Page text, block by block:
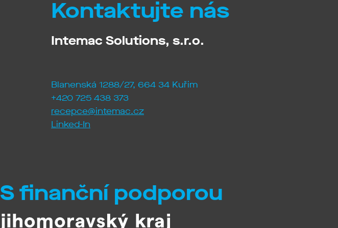
Kontaktujte nás
Intemac Solutions, s.r.o.
Blanenská 1288/27, 664 34 Kuřim
+420 725 438 373
recepce@intemac.cz
Linked-In
S finanční podporou